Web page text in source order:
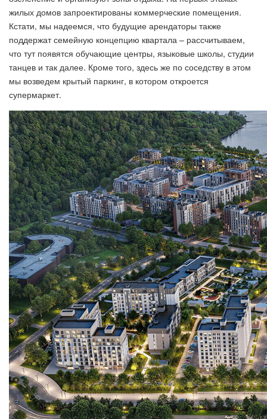
жилых домов запроектированы коммерческие помещения.
Кстати, мы надеемся, что будущие арендаторы также
поддержат семейную концепцию квартала – рассчитываем,
что тут появятся обучающие центры, языковые школы, студии
танцев и так далее. Кроме того, здесь же по соседству в этом
мы возведем крытый паркинг, в котором откроется
супермаркет.